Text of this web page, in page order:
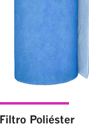
Filtro Poliéster